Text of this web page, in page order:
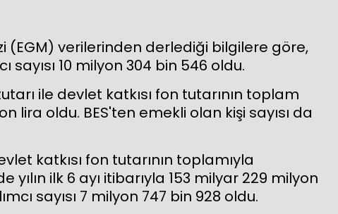
(EGM) verilerinden derlediği bilgilere göre,
sayısı 10 milyon 304 bin 546 oldu.
ile devlet katkısı fon tutarının toplam
lira oldu. BES'ten emekli olan kişi sayısı da
katkısı fon tutarının toplamıyla
ilk 6 ayı itibarıyla 153 milyar 229 milyon
sayısı 7 milyon 747 bin 928 oldu.